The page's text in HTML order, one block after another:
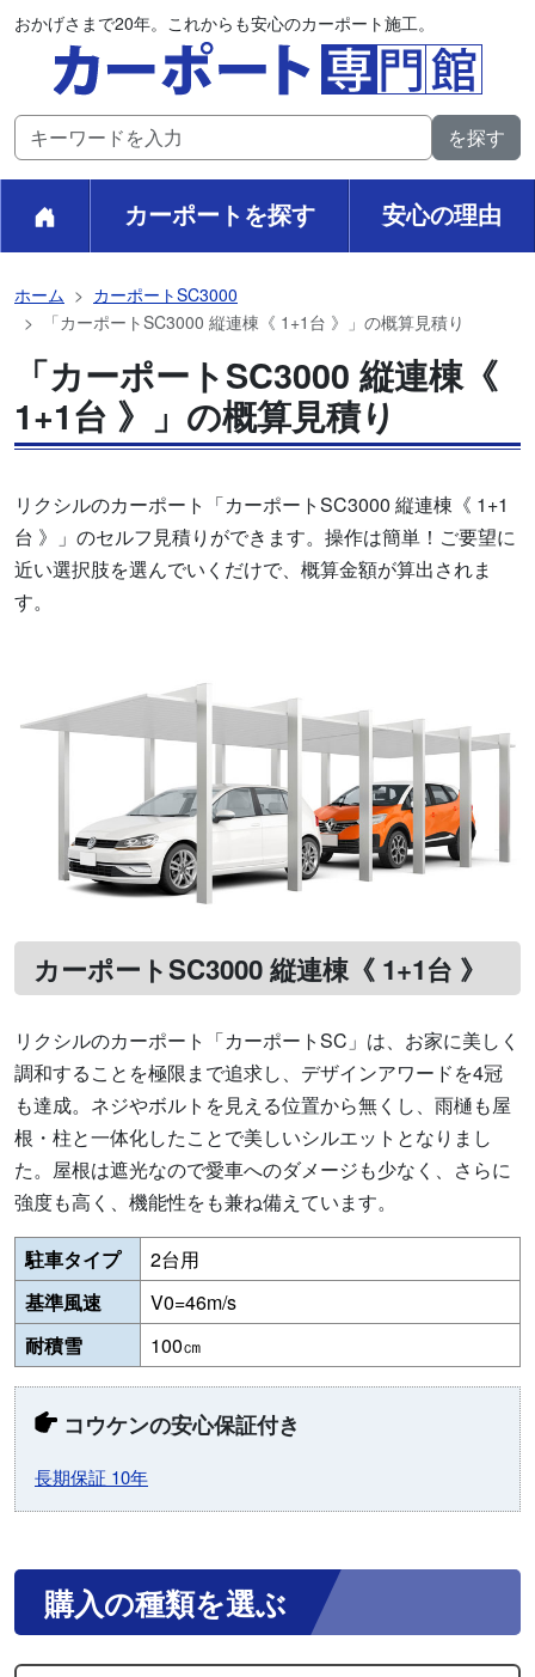
おかげさまで20年。これからも安心のカーポート施工。
カーポートを探す 安心の理由
ホーム
カーポートSC3000
「カーポートSC3000 縦連棟《 1+1台 》」の概算見積り
「カーポートSC3000 縦連棟《
1+1台 》」の概算見積り
リクシルのカーポート「カーポートSC3000 縦連棟《 1+1
台 》」のセルフ見積りができます。操作は簡単！ご要望に
近い選択肢を選んでいくだけで、概算金額が算出されま
す。
カーポートSC3000 縦連棟《 1+1台 》
リクシルのカーポート「カーポートSC」は、お家に美しく
調和することを極限まで追求し、デザインアワードを4冠
も達成。ネジやボルトを見える位置から無くし、雨樋も屋
根・柱と一体化したことで美しいシルエットとなりまし
た。屋根は遮光なので愛車へのダメージも少なく、さらに
強度も高く、機能性をも兼ね備えています。
駐車タイプ
2台用
基準風速
V0=46m/s
耐積雪
100㎝
コウケンの安心保証付き
長期保証 10年
購入の種類を選ぶ